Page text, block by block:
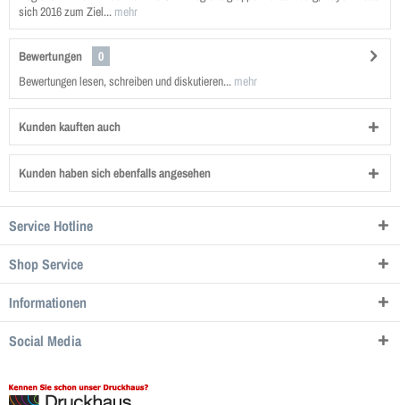
sich 2016 zum Ziel... mehr
Bewertungen
0
Bewertungen lesen, schreiben und diskutieren... mehr
Kunden kauften auch
Kunden haben sich ebenfalls angesehen
Service Hotline
Shop Service
Informationen
Social Media